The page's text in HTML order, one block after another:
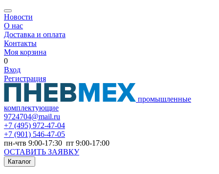
Новости
О нас
Доставка и оплата
Контакты
Моя корзина
0
Вход
Регистрация
промышленные
комплектующие
9724704@mail.ru
+7 (495) 972-47-04
+7 (901) 546-47-05
пн-чтв 9:00-17:30 пт 9:00-17:00
ОСТАВИТЬ ЗАЯВКУ
Каталог